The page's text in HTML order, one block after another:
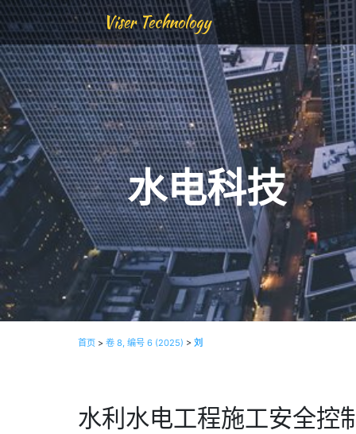
Viser Technology
水电科技
首页 > 卷 8, 编号 6 (2025) > 刘
水利水电工程施工安全控